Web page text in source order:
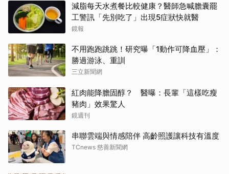
減脂每天水煮餐比較健康？醫師急喊膽囊罷
工警訊「先別吃了」出現5症狀快就醫
鏡報
不用跑跑跳跳！研究曝「1動作可降血壓」：
勝過游泳、重訓
三立新聞網
紅肉能降膽固醇？ 醫曝：長輩「這樣吃瘦
豬肉」效果驚人
鏡週刊
串聯雲端與情感陪伴 高齡照護讓科技有溫度
TCnews 慈善新聞網